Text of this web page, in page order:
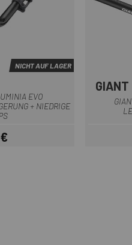
NICHT AUF LAGER
EVO
+ NIEDRIGE
GIANT